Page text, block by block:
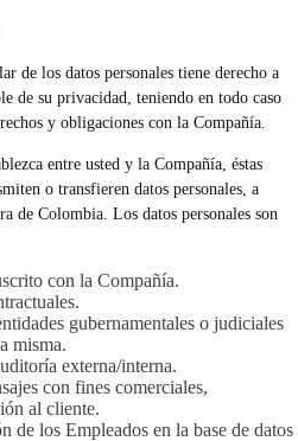
de los datos personales tiene derecho a
de su privacidad, teniendo en todo caso
y obligaciones con la Compañía.
entre usted y la Compañía, éstas
o transfieren datos personales, a
de Colombia. Los datos personales son
con la Compañía.
gubernamentales o judiciales
misma.
externa/interna.
con fines comerciales,
al cliente.
de los Empleados en la base de datos